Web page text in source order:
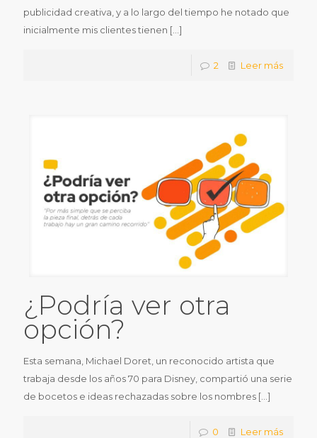
publicidad creativa, y a lo largo del tiempo he notado que
inicialmente mis clientes tienen […]
2 Leer más
¿Podría ver otra
opción?
Esta semana, Michael Doret, un reconocido artista que
trabaja desde los años 70 para Disney, compartió una serie
de bocetos e ideas rechazadas sobre los nombres […]
0 Leer más